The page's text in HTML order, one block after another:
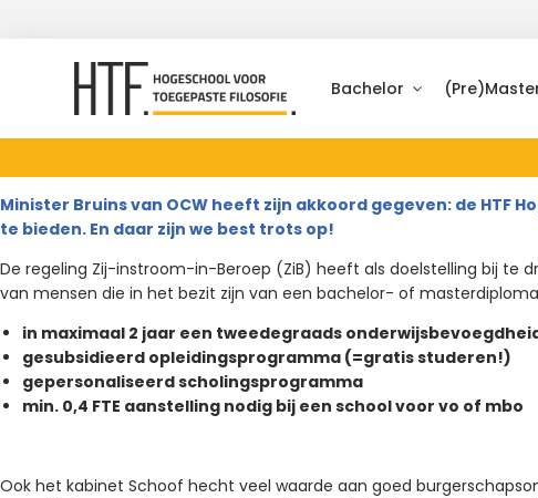
Bachelor
Minister Bruins van OCW heeft zijn akkoord gegeven: de
te bieden. En daar zijn we best trots op!
De regeling Zij-instroom-in-Beroep (ZiB) heeft als doelstelling bij te
van mensen die in het bezit zijn van een bachelor- of
in maximaal 2 jaar een tweedegraads
gesubsidieerd opleidingsprogramma (=gratis studeren!)
gepersonaliseerd scholingsprogramma
min. 0,4 FTE aanstelling nodig bij een school voor vo of mbo
Ook het kabinet Schoof hecht veel waarde aan goed